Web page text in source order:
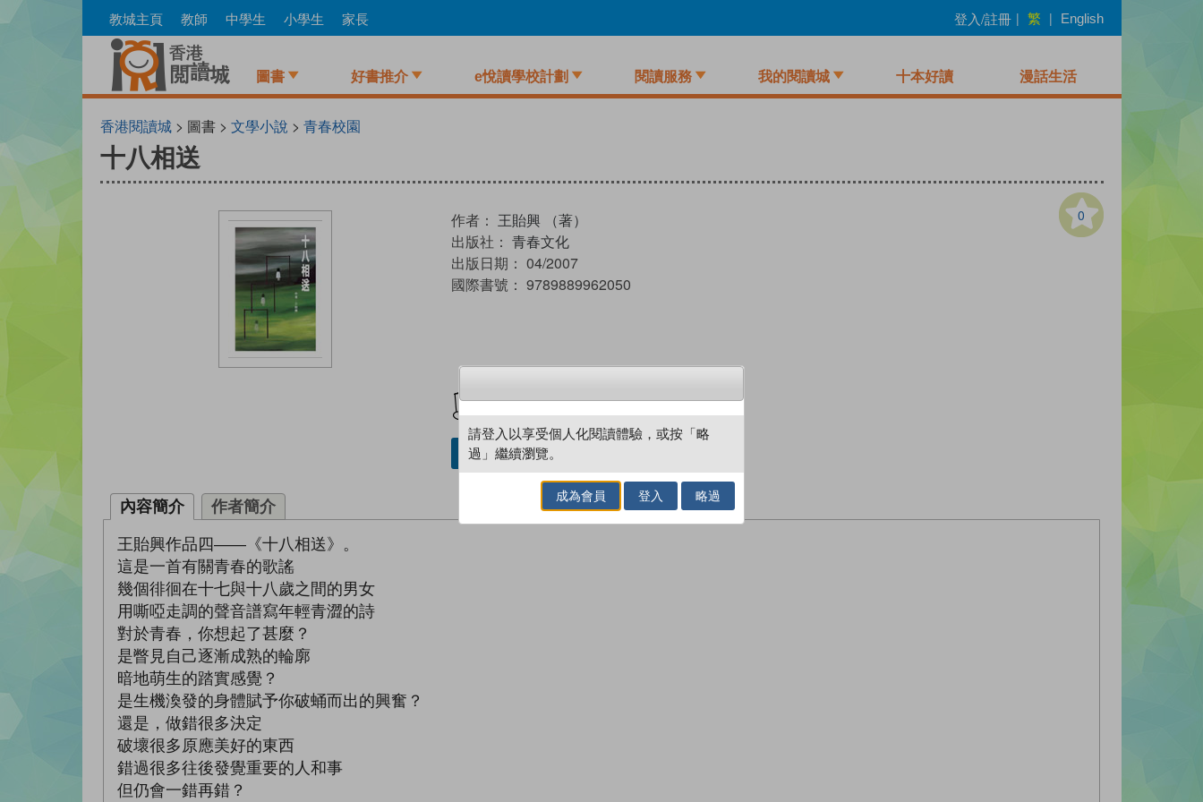
to
教城主頁 教師 中學生 小學生 家長 登入/註冊 | 繁 | English
圖書 好書推介 e悅讀學校計劃 閱讀服務 我的閱讀城 十本好讀 漫話生活
香港閱讀城> 圖書 > 文學小說 > 青春校園
十八相送
0
作者： 王貽興 （著）
出版社： 青春文化
出版日期： 04/2007
國際書號： 9789889962050
借閱實體書
內容簡介 作者簡介
王貽興作品四——《十八相送》。
這是一首有關青春的歌謠
幾個徘徊在十七與十八歲之間的男女
用嘶啞走調的聲音譜寫年輕青澀的詩
對於青春，你想起了甚麼？
是瞥見自己逐漸成熟的輪廓
暗地萌生的踏實感覺？
是生機渙發的身體賦予你破蛹而出的興奮？
還是，做錯很多決定
破壞很多原應美好的東西
錯過很多往後發覺重要的人和事
但仍會一錯再錯？
請登入以享受個人化閱讀體驗，或按「略
過」繼續瀏覽。
成為會員 登入 略過